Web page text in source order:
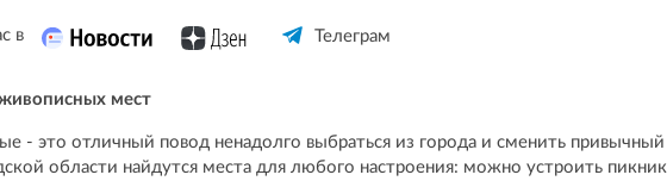
в Телеграм
мест
- это отличный повод ненадолго выбраться из города и сменить привычный
области найдутся места для любого настроения: можно устроить пикник